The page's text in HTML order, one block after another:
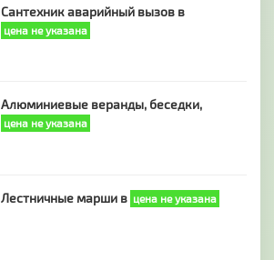
Сантехник аварийный вызов в
цена не указана
Алюминиевые веранды, беседки,
цена не указана
Лестничные марши в цена не указана